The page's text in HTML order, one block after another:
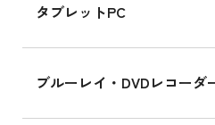
タブレットPC
ブルーレイ・DVDレコーダ
iPhone 16 シリーズ
iPhone 16 の新品買取